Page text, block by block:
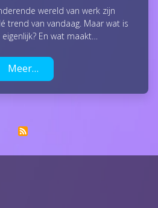
wereld van werk zijn
trend van vandaag. Maar wat is
En wat maakt…
Meer…